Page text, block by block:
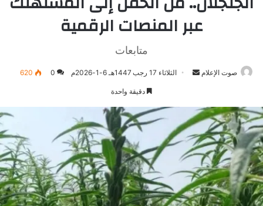
عبر المنصات الرقمية
متابعات
صوت الإعلام
أرسلالثلاثاء 17 رجب 1447هـ 6-1-2026م 0
620
دقيقة واحدة